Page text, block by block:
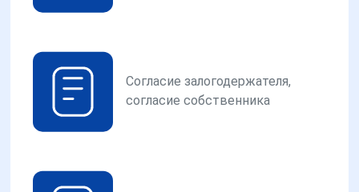
Согласие залогодержателя,
согласие собственника